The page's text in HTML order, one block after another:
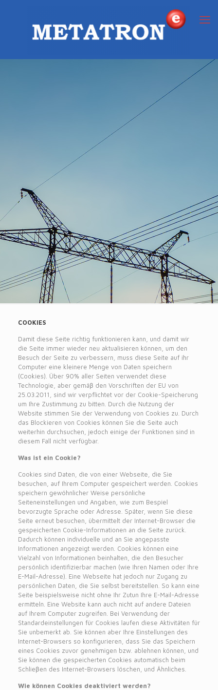
COOKIES
Damit diese Seite richtig funktionieren kann, und damit wir
die Seite immer wieder neu aktualisieren können, um den
Besuch der Seite zu verbessern, muss diese Seite auf ihr
Computer eine kleinere Menge von Daten speichern
(Cookies). Über 90% aller Seiten verwendet diese
Technologie, aber gemäβ den Vorschriften der EU von
25.03.2011, sind wir verpflichtet vor der Cookie-Speicherung
um Ihre Zustimmung zu bitten. Durch die Nutzung der
Website stimmen Sie der Verwendung von Cookies zu. Durch
das Blockieren von Cookies können Sie die Seite auch
weiterhin durchsuchen, jedoch einige der Funktionen sind in
diesem Fall nicht verfügbar.
Was ist ein Cookie?
Cookies sind Daten, die von einer Webseite, die Sie
besuchen, auf Ihrem Computer gespeichert werden. Cookies
speichern gewöhnlicher Weise persönliche
Seiteneinstellungen und Angaben, wie zum Bespiel
bevorzugte Sprache oder Adresse. Später, wenn Sie diese
Seite erneut besuchen, übermittelt der Internet-Browser die
gespeicherten Cookie-Informationen an die Seite zurück.
Dadurch können individuelle und an Sie angepasste
Informationen angezeigt werden. Cookies können eine
Vielzahl von Informationen beinhalten, die den Besucher
persönlich identifizierbar machen (wie Ihren Namen oder Ihre
E-Mail-Adresse). Eine Webseite hat jedoch nur Zugang zu
persönlichen Daten, die Sie selbst bereitstellen. So kann eine
Seite beispielsweise nicht ohne Ihr Zutun Ihre E-Mail-Adresse
ermitteln. Eine Website kann auch nicht auf andere Dateien
auf Ihrem Computer zugreifen. Bei Verwendung der
Standardeinstellungen für Cookies laufen diese Aktivitäten für
Sie unbemerkt ab. Sie können aber Ihre Einstellungen des
Internet-Browsers so konfigurieren, dass Sie das Speichern
eines Cookies zuvor genehmigen bzw. ablehnen können, und
Sie können die gespeicherten Cookies automatisch beim
Schlieβen des Internet-Browsers löschen, und Ähnliches.
Wie können Cookies deaktiviert werden?